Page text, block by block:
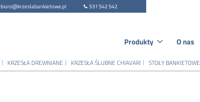
biuro@krzeslabankietowe.pl 531 542 542
O nas
Produkty
KRZESŁA DREWNIANE KRZESŁA ŚLUBNE CHIAVARI STOŁY BANKIETOWE